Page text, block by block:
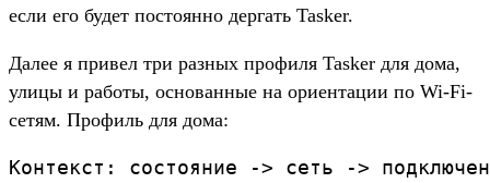
если его будет постоянно дергать Tasker.
Далее я привел три разных профиля Tasker для дома,
улицы и работы, основанные на ориентации по Wi-Fi-
сетям. Профиль для дома:
Контекст: состояние -> сеть ->